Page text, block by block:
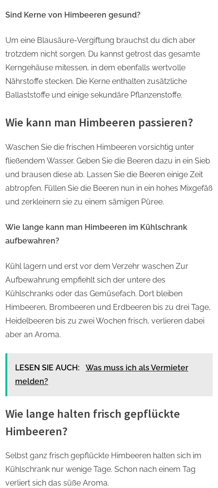
Sind Kerne von Himbeeren gesund?
Um eine Blausäure-Vergiftung brauchst du dich aber
trotzdem nicht sorgen. Du kannst getrost das gesamte
Kerngehäuse mitessen, in dem ebenfalls wertvolle
Nährstoffe stecken. Die Kerne enthalten zusätzliche
Ballaststoffe und einige sekundäre Pflanzenstoffe.
Wie kann man Himbeeren passieren?
Waschen Sie die frischen Himbeeren vorsichtig unter
fließendem Wasser. Geben Sie die Beeren dazu in ein Sieb
und brausen diese ab. Lassen Sie die Beeren einige Zeit
abtropfen. Füllen Sie die Beeren nun in ein hohes Mixgefäß
und zerkleinern sie zu einem sämigen Püree.
Wie lange kann man Himbeeren im Kühlschrank
aufbewahren?
Kühl lagern und erst vor dem Verzehr waschen Zur
Aufbewahrung empfiehlt sich der untere des
Kühlschranks oder das Gemüsefach. Dort bleiben
Himbeeren, Brombeeren und Erdbeeren bis zu drei Tage,
Heidelbeeren bis zu zwei Wochen frisch, verlieren dabei
aber an Aroma.
LESEN SIE AUCH:
Was muss ich als Vermieter
melden?
Wie lange halten frisch gepflückte
Himbeeren?
Selbst ganz frisch gepflückte Himbeeren halten sich im
Kühlschrank nur wenige Tage. Schon nach einem Tag
verliert sich das süße Aroma.